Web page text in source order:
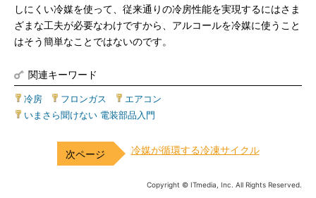
しにくい冷媒を使って、従来通りの冷房性能を実現するにはさま
ざまな工夫が必要なわけですから、アルコールを冷媒に使うこと
はそう簡単なことではないのです。
関連キーワード
冷房 フロンガス エアコン
いまさら聞けない 電装部品入門
冷媒が循環する冷凍サイクル
Copyright © ITmedia, Inc. All Rights Reserved.